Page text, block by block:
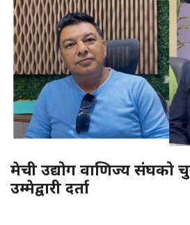
मेची उद्योग वाणिज्य संघको
उम्मेद्वारी दर्ता